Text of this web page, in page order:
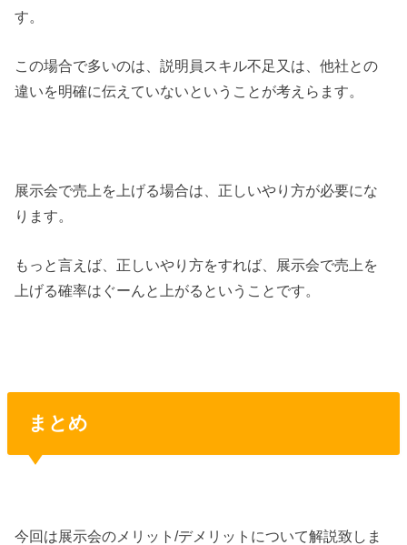
す。
この場合で多いのは、説明員スキル不足又は、他社との
違いを明確に伝えていないということが考えらます。
展示会で売上を上げる場合は、正しいやり方が必要にな
ります。
もっと言えば、正しいやり方をすれば、展示会で売上を
上げる確率はぐーんと上がるということです。
まとめ
今回は展示会のメリット/デメリットについて解説致しま